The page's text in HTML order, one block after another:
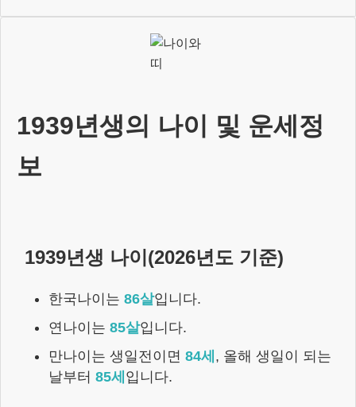
1939년생의 나이 및 운세정
보
1939년생 나이(2026년도 기준)
한국나이는 86살입니다.
연나이는 85살입니다.
만나이는 생일전이면 84세 , 올해 생일이 되는
날부터 85세 입니다.